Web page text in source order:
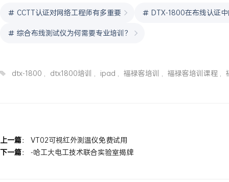
CCTT认证对网络工程师有多重要 DTX-1800在布线认证
综合布线测试仪为何需要专业培训？
dtx-1800 , dtx1800培训 , ipad , 福禄客培训 , 福禄客培训课程 ,
上一篇： VT02可视红外测温仪免费试用
下一篇： -哈工大电工技术联合实验室揭牌